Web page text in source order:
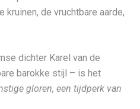
de vruchtbare aarde,
dichter Karel van de
barokke stijl – is het
gloren, een tijdperk van